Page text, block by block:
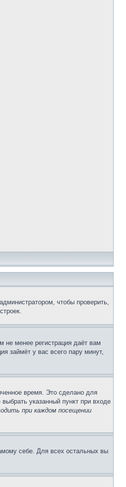
чтобы проверить,
не менее регистрация даёт вам
займёт у вас всего пару минут,
время. Это сделано для
указанный пункт при входе
при каждом посещении
себе. Для всех остальных вы